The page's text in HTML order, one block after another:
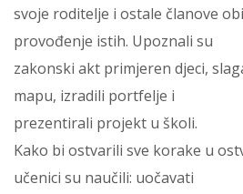
svoje roditelje i ostale članove
provođenje istih. Upoznali su
zakonski akt primjeren djeci,
mapu, izradili portfelje i
prezentirali projekt u školi.
Kako bi ostvarili sve korake u
učenici su naučili: uočavati